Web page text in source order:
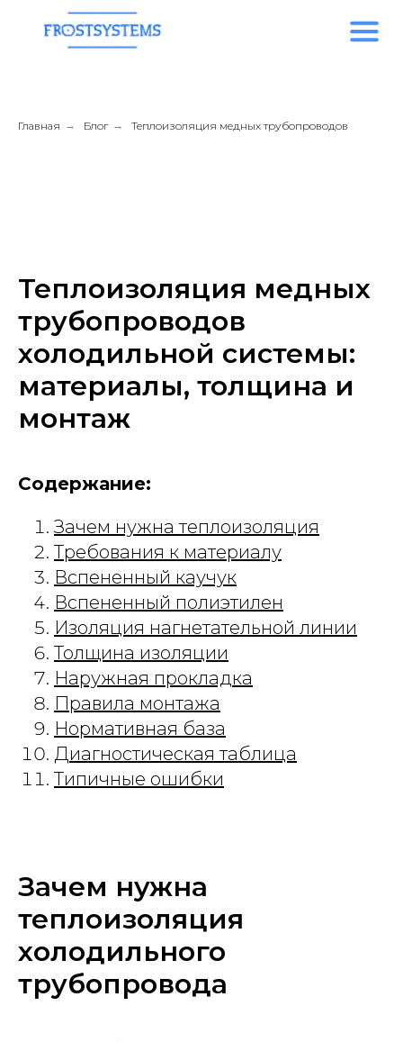
Главная → Блог → Теплоизоляция медных трубопроводов
Теплоизоляция медных
трубопроводов
холодильной системы:
материалы, толщина и
монтаж
Содержание:
Зачем нужна теплоизоляция
Требования к материалу
Вспененный каучук
Вспененный полиэтилен
Изоляция нагнетательной линии
Толщина изоляции
Наружная прокладка
Правила монтажа
Нормативная база
Диагностическая таблица
Типичные ошибки
Зачем нужна
теплоизоляция
холодильного
трубопровода